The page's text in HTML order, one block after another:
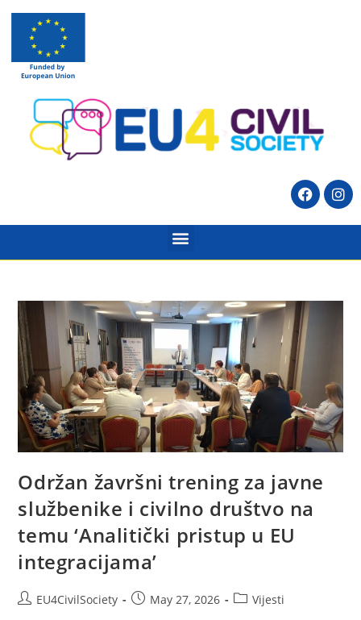
Održan žavršni trening za javne
službenike i civilno društvo na
temu ‘Analitički pristup u EU
integracijama’
EU4CivilSociety May 27, 2026 Vijesti